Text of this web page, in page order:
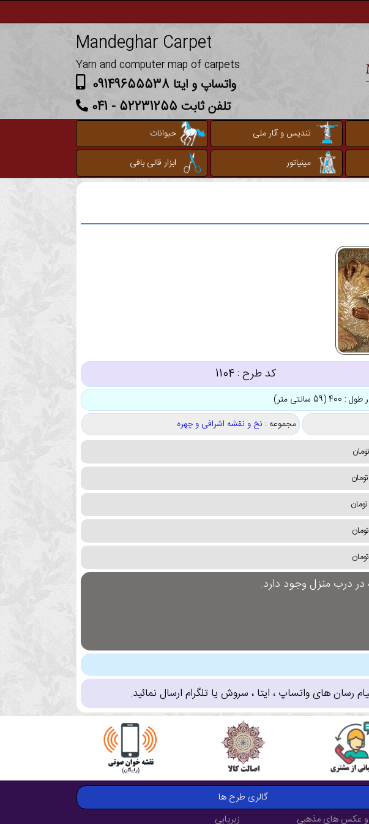
Mandeghar Carpet
Yarn and computer map of carpets
واتساپ و ایتا 09149655538
تلفن ثابت 52231255 - 041
تندیس و آثار ملی
حیوانات
مینیاتور ابزار قالی بافی
کد طرح :1104
سانتی متر)
مجموعه : نخ و نقشه اشرافی و چهره
تومان
تومان
تومان
تومان
تومان
درب منزل وجود دارد.
رسان های واتساپ ، ایتا ، سروش یا تلگرام ارسال نمائید.
گالری طرح ها
و عکس های مذهبی
زیرپایی